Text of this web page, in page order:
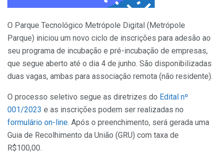
O Parque Tecnológico Metrópole Digital (Metrópole
Parque) iniciou um novo ciclo de inscrições para adesão ao
seu programa de incubação e pré-incubação de empresas,
que segue aberto até o dia 4 de junho. São disponibilizadas
duas vagas, ambas para associação remota (não residente).
O processo seletivo segue as diretrizes do Edital nº
001/2023 e as inscrições podem ser realizadas no
formulário on-line. Após o preenchimento, será gerada uma
Guia de Recolhimento da União (GRU) com taxa de
R$100,00.